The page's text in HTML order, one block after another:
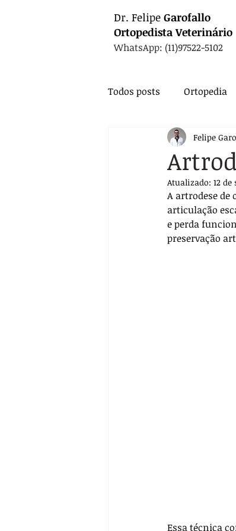
Dr. Felipe Garofallo
Ortopedista Veterinário
WhatsApp: (11)97522-5102
Todos posts Ortopedia
Animais Exóticos
Endocrinologia
Nutrição Exames
Felipe
Atualizado: 12 de
A artrodese
articulação
e perda
preservação
Essa técnica